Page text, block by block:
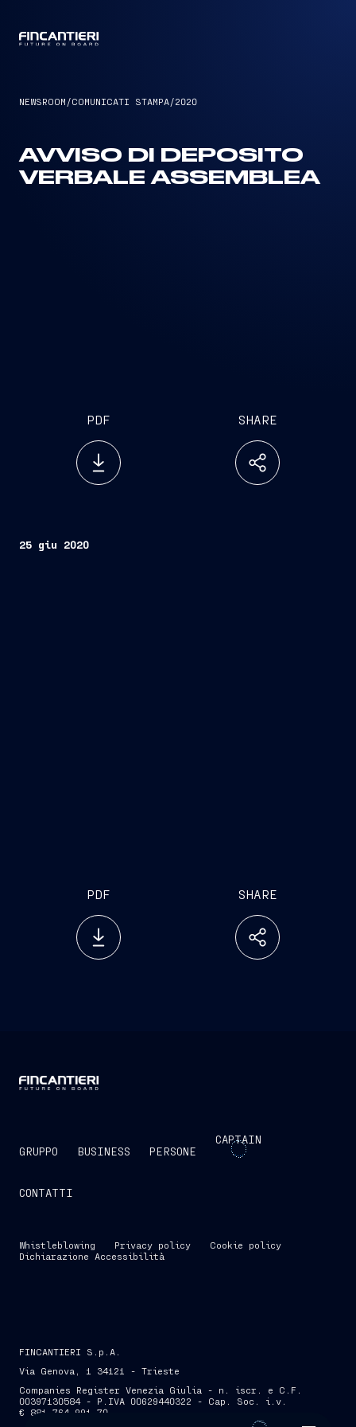
NEWSROOM /COMUNICATI STAMPA/2020
AVVISO DI DEPOSITO
VERBALE ASSEMBLEA
PDF SHARE
25 giu 2020
PDF SHARE
GRUPPO BUSINESS PERSONE
CAPTAIN
CONTATTI
Whistleblowing Privacy policy
Cookie policy
Dichiarazione Accessibilità
FINCANTIERI S.p.A.
Via Genova, 1 34121 - Trieste
Companies Register Venezia Giulia - n. iscr. e C.F.
00397130584 - P.IVA 00629440322 - Cap. Soc. i.v.
€ 881.764.991,70